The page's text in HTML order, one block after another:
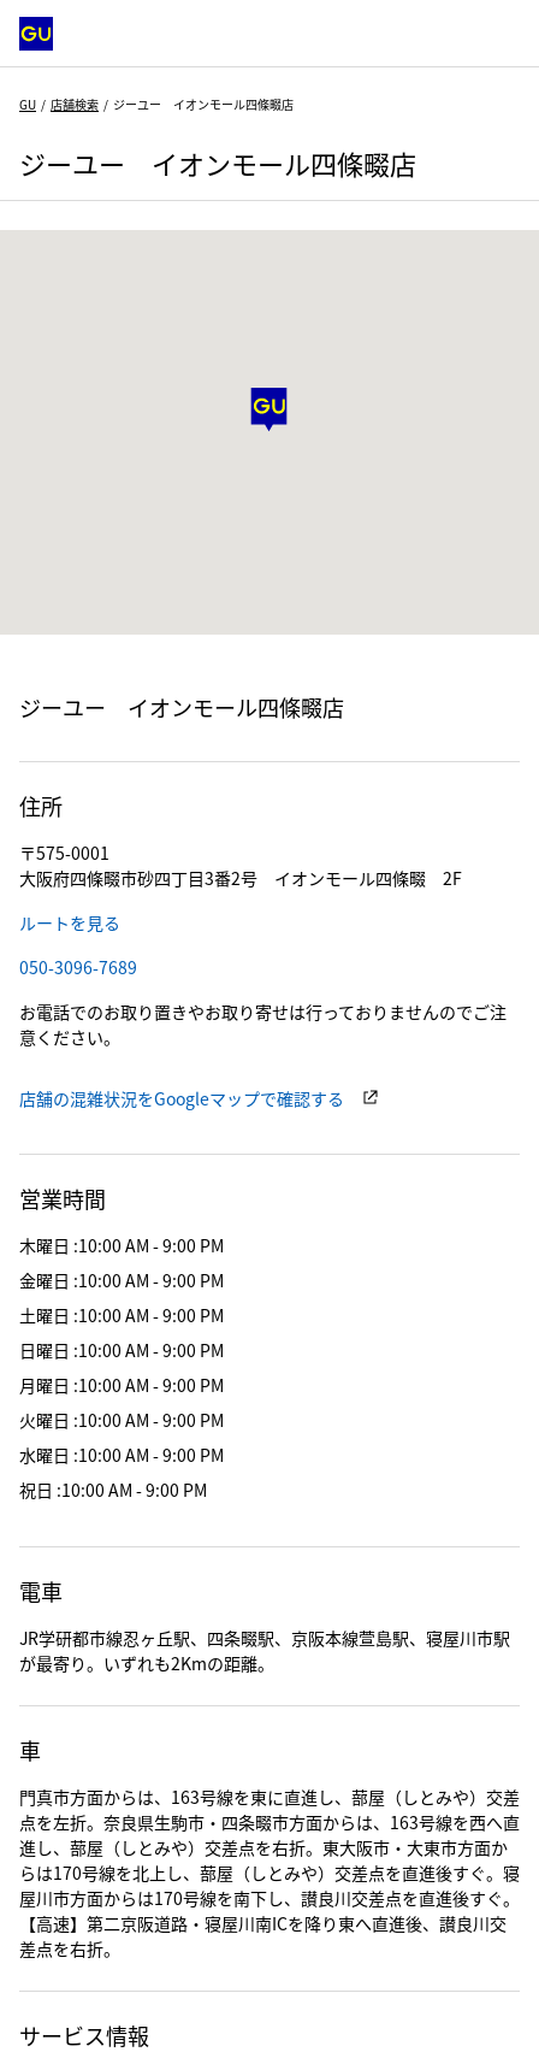
GU 店舗検索 ジーユー イオンモール四條畷店
ジーユー イオンモール四條畷店
ジーユー イオンモール四條畷店
住所
〒575-0001
大阪府四條畷市砂四丁目3番2号 イオンモール四條畷 2F
ルートを見る
050-3096-7689
お電話でのお取り置きやお取り寄せは行っておりませんのでご注
意ください。
店舗の混雑状況をGoogleマップで確認する
営業時間
木曜日 :10:00 AM - 9:00 PM
金曜日 :10:00 AM - 9:00 PM
土曜日 :10:00 AM - 9:00 PM
日曜日 :10:00 AM - 9:00 PM
月曜日 :10:00 AM - 9:00 PM
火曜日 :10:00 AM - 9:00 PM
水曜日 :10:00 AM - 9:00 PM
祝日 :10:00 AM - 9:00 PM
電車
JR学研都市線忍ヶ丘駅、四条畷駅、京阪本線萱島駅、寝屋川市駅
が最寄り。いずれも2Kmの距離。
車
門真市方面からは、163号線を東に直進し、蔀屋（しとみや）交差
点を左折。奈良県生駒市・四条畷市方面からは、163号線を西へ直
進し、蔀屋（しとみや）交差点を右折。東大阪市・大東市方面か
らは170号線を北上し、蔀屋（しとみや）交差点を直進後すぐ。寝
屋川市方面からは170号線を南下し、讃良川交差点を直進後すぐ。
【高速】第二京阪道路・寝屋川南ICを降り東へ直進後、讃良川交
差点を右折。
サービス情報